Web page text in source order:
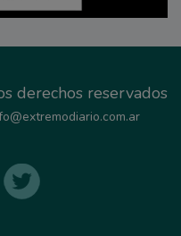
derechos reservados